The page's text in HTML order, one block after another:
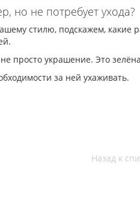
но не потребует ухода?
стилю, подскажем, какие
просто украшение. Это
за ней ухаживать.
Назад к